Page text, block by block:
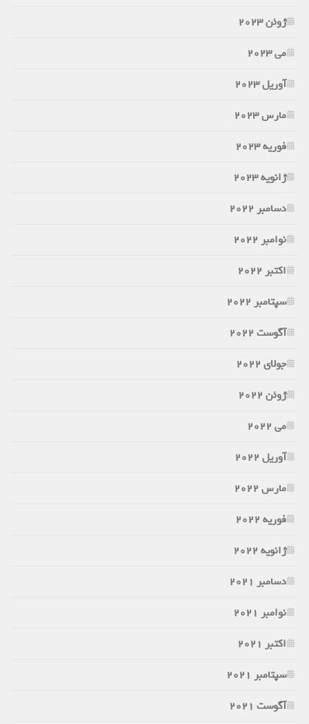
ژوئن 2023
می 2023
آوریل 2023
مارس 2023
فوریه 2023
ژانویه 2023
دسامبر 2022
نوامبر 2022
اکتبر 2022
سپتامبر 2022
آگوست 2022
جولای 2022
ژوئن 2022
می 2022
آوریل 2022
مارس 2022
فوریه 2022
ژانویه 2022
دسامبر 2021
نوامبر 2021
اکتبر 2021
سپتامبر 2021
آگوست 2021